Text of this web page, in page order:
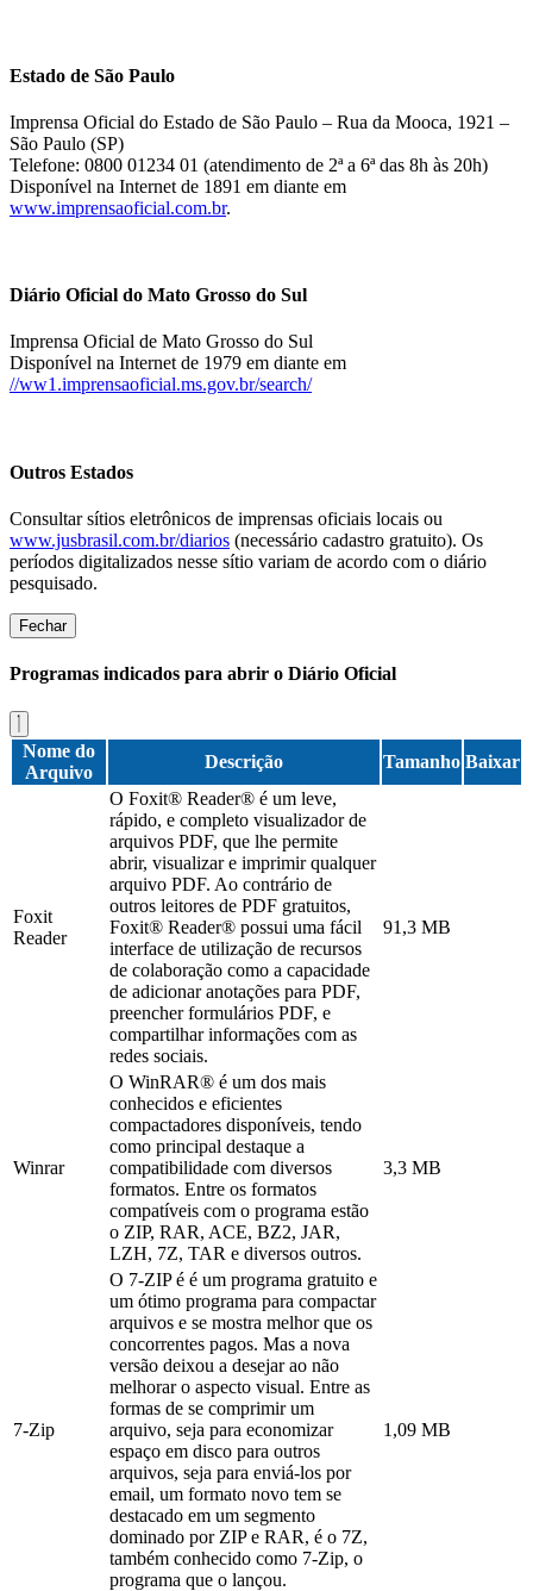
Estado de São Paulo
Imprensa Oficial do Estado de São Paulo – Rua da Mooca, 1921 –
São Paulo (SP)
Telefone: 0800 01234 01 (atendimento de 2ª a 6ª das 8h às 20h)
Disponível na Internet de 1891 em diante em
www.imprensaoficial.com.br.
Diário Oficial do Mato Grosso do Sul
Imprensa Oficial de Mato Grosso do Sul
Disponível na Internet de 1979 em diante em
//ww1.imprensaoficial.ms.gov.br/search/
Outros Estados
Consultar sítios eletrônicos de imprensas oficiais locais ou
www.jusbrasil.com.br/diarios (necessário cadastro gratuito). Os
períodos digitalizados nesse sítio variam de acordo com o diário
pesquisado.
Fechar
Programas indicados para abrir o Diário Oficial
Nome do
Arquivo
Descrição Tamanho Baixar
Foxit
Reader
O Foxit® Reader® é um leve,
rápido, e completo visualizador de
arquivos PDF, que lhe permite
abrir, visualizar e imprimir qualquer
arquivo PDF. Ao contrário de
outros leitores de PDF gratuitos,
Foxit® Reader® possui uma fácil
interface de utilização de recursos
de colaboração como a capacidade
de adicionar anotações para PDF,
preencher formulários PDF, e
compartilhar informações com as
redes sociais.
91,3 MB
Winrar
O WinRAR® é um dos mais
conhecidos e eficientes
compactadores disponíveis, tendo
como principal destaque a
compatibilidade com diversos
formatos. Entre os formatos
compatíveis com o programa estão
o ZIP, RAR, ACE, BZ2, JAR,
LZH, 7Z, TAR e diversos outros.
3,3 MB
7-Zip
O 7-ZIP é é um programa gratuito e
um ótimo programa para compactar
arquivos e se mostra melhor que os
concorrentes pagos. Mas a nova
versão deixou a desejar ao não
melhorar o aspecto visual. Entre as
formas de se comprimir um
arquivo, seja para economizar
espaço em disco para outros
arquivos, seja para enviá-los por
email, um formato novo tem se
destacado em um segmento
dominado por ZIP e RAR, é o 7Z,
também conhecido como 7-Zip, o
programa que o lançou.
1,09 MB